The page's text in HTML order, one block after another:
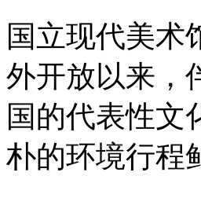
国立现代美术
外开放以来，
国的代表性文
朴的环境行程